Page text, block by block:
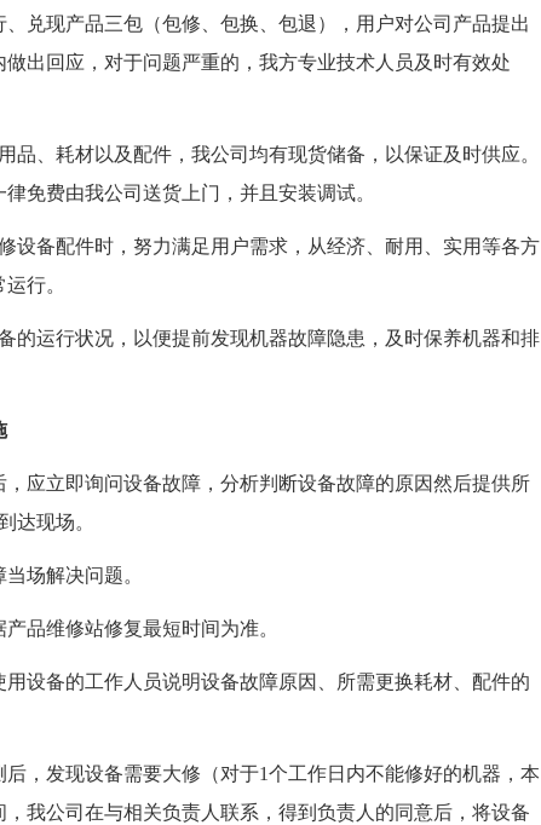
兑现产品三包（包修、包换、包退），用户对公司产品提出
出回应，对于问题严重的，我方专业技术人员及时有效处
品、耗材以及配件，我公司均有现货储备，以保证及时供应。
免费由我公司送货上门，并且安装调试。
设备配件时，努力满足用户需求，从经济、耐用、实用等各方
行。
的运行状况，以便提前发现机器故障隐患，及时保养机器和排
应立即询问设备故障，分析判断设备故障的原因然后提供所
达现场。
场解决问题。
品维修站修复最短时间为准。
设备的工作人员说明设备故障原因、所需更换耗材、配件的
，发现设备需要大修（对于1个工作日内不能修好的机器，本
我公司在与相关负责人联系，得到负责人的同意后，将设备